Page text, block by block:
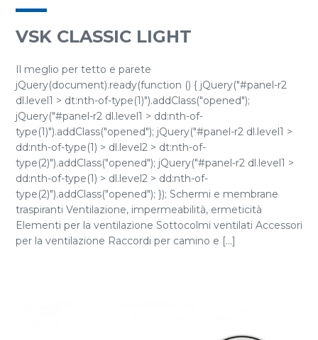
VSK CLASSIC LIGHT
Il meglio per tetto e parete
jQuery(document).ready(function () { jQuery("#panel-r2
dl.level1 > dt:nth-of-type(1)").addClass("opened");
jQuery("#panel-r2 dl.level1 > dd:nth-of-
type(1)").addClass("opened"); jQuery("#panel-r2 dl.level1 >
dd:nth-of-type(1) > dl.level2 > dt:nth-of-
type(2)").addClass("opened"); jQuery("#panel-r2 dl.level1 >
dd:nth-of-type(1) > dl.level2 > dd:nth-of-
type(2)").addClass("opened"); }); Schermi e membrane
traspiranti Ventilazione, impermeabilità, ermeticità
Elementi per la ventilazione Sottocolmi ventilati Accessori
per la ventilazione Raccordi per camino e [...]